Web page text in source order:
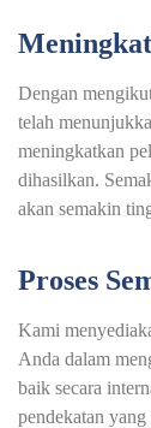
Dengan
telah
meningkatkan
dihasilkan.
akan semakin
Proses
Kami
Anda dalam
baik secara
pendekatan